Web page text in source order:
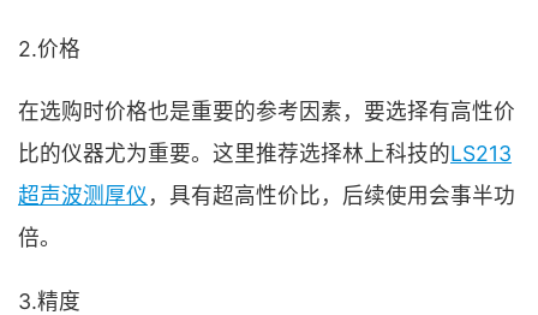
2.价格
在选购时价格也是重要的参考因素，要选择有高性价
比的仪器尤为重要。这里推荐选择林上科技的LS213
超声波测厚仪，具有超高性价比，后续使用会事半功
倍。
3.精度